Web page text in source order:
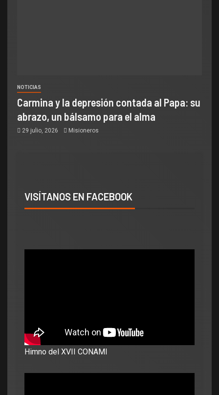
NOTICIAS
Carmina y la depresión contada al Papa: su
abrazo, un bálsamo para el alma
29 julio, 2026 Misioneros
VISÍTANOS EN FACEBOOK
Himno del XVII CONAMI